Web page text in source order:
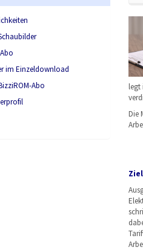
im Einzeldownload
Abo
legt
Die